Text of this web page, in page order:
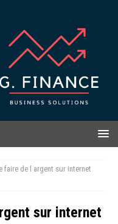
faire de l argent sur internet
sur internet